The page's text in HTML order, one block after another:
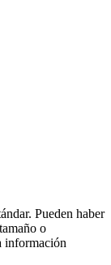
Pueden haber
o
información